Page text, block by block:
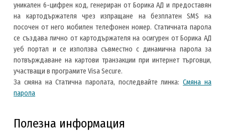
уникален 6-цифрен код, генериран от Борика АД и предоставян
на картодържателя чрез изпращане на безплатен SMS на
посочен от него мобилен телефонен номер. Статичната парола
се създава лично от картодържателя на осигурен от Борика АД
уеб портал и се използва съвместно с динамична парола за
потвърждаване на картови транзакции при интернет търговци,
участващи в програмите Visa Secure.
За смяна на Статична паролата, последвайте линка:Смяна на
парола
Полезна информация